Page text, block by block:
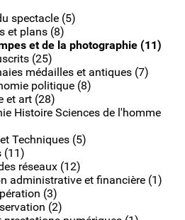
spectacle (5)
et plans (8)
et de la photographie (11)
(25)
médailles et antiques (7)
politique (8)
et art (28)
Histoire Sciences de l'homme
Techniques (5)
(11)
réseaux (12)
administrative et financière (1)
(3)
(2)